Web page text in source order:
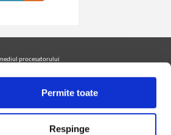
Permite toate
Respinge
procesatorului
a fi la curent cu